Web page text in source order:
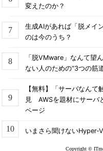
変えたのか？
生成AIがあれば「脱メイ
のは今のうち？
「脱VMware」なんて
ない人のための“3つの筋
【無料】「サーバなん
見 AWSを題材にサーバ
ページ
いまさら聞けないHyper-
Copyright ©